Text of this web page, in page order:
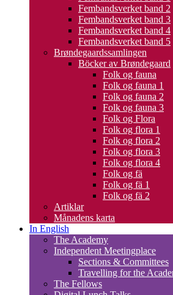
Fembandsverket band 2
Fembandsverket band 3
Fembandsverket band 4
Fembandsverket band 5
Brøndegaardssamlingen
Böcker av Brøndegaard
Folk og fauna
Folk og fauna 1
Folk og fauna 2
Folk og fauna 3
Folk og Flora
Folk og flora 1
Folk og flora 2
Folk og flora 3
Folk og flora 4
Folk og fä
Folk og fä 1
Folk og fä 2
Artiklar
Månadens karta
In English
The Academy
Independent Meetingplace
Sections & Committees
Travelling for the
The Fellows